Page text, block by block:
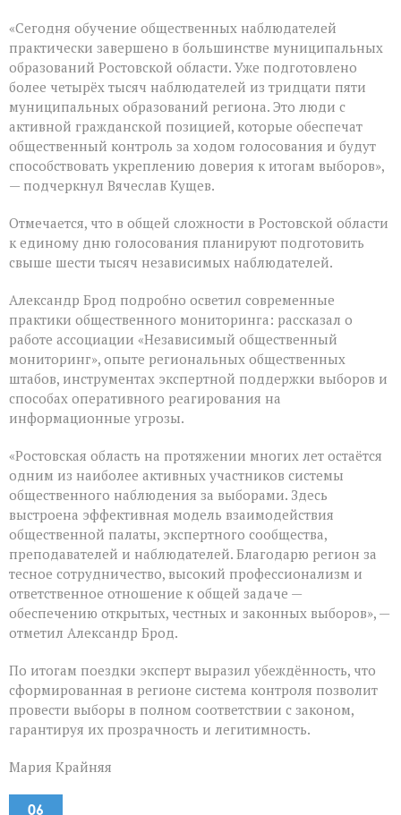
«Сегодня обучение общественных наблюдателей
практически завершено в большинстве муниципальных
образований Ростовской области. Уже подготовлено
более четырёх тысяч наблюдателей из тридцати пяти
муниципальных образований региона. Это люди с
активной гражданской позицией, которые обеспечат
общественный контроль за ходом голосования и будут
способствовать укреплению доверия к итогам выборов»,
— подчеркнул Вячеслав Кущев.
Отмечается, что в общей сложности в Ростовской области
к единому дню голосования планируют подготовить
свыше шести тысяч независимых наблюдателей.
Александр Брод подробно осветил современные
практики общественного мониторинга: рассказал о
работе ассоциации «Независимый общественный
мониторинг», опыте региональных общественных
штабов, инструментах экспертной поддержки выборов и
способах оперативного реагирования на
информационные угрозы.
«Ростовская область на протяжении многих лет остаётся
одним из наиболее активных участников системы
общественного наблюдения за выборами. Здесь
выстроена эффективная модель взаимодействия
общественной палаты, экспертного сообщества,
преподавателей и наблюдателей. Благодарю регион за
тесное сотрудничество, высокий профессионализм и
ответственное отношение к общей задаче —
обеспечению открытых, честных и законных выборов», —
отметил Александр Брод.
По итогам поездки эксперт выразил убеждённость, что
сформированная в регионе система контроля позволит
провести выборы в полном соответствии с законом,
гарантируя их прозрачность и легитимность.
Мария Крайняя
06